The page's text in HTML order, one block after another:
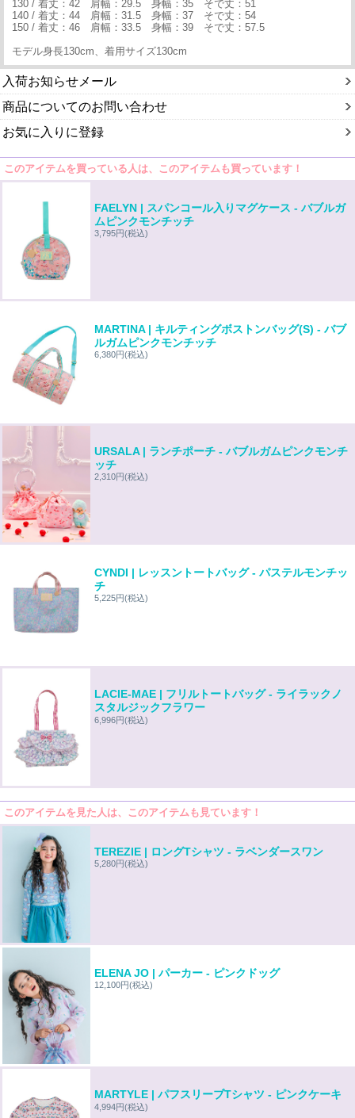
130 / 着丈：42 肩幅：29.5 身幅：35 そで丈：51
140 / 着丈：44 肩幅：31.5 身幅：37 そで丈：54
150 / 着丈：46 肩幅：33.5 身幅：39 そで丈：57.5
モデル身長130cm、着用サイズ130cm
入荷お知らせメール
商品についてのお問い合わせ
お気に入りに登録
このアイテムを買っている人は、このアイテムも買っています！
FAELYN | スパンコール入りマグケース - バブルガ
ムピンクモンチッチ
3,795円(税込)
MARTINA | キルティングボストンバッグ(S) - バブ
ルガムピンクモンチッチ
6,380円(税込)
URSALA | ランチポーチ - バブルガムピンクモンチ
ッチ
2,310円(税込)
CYNDI | レッスントートバッグ - パステルモンチッ
チ
5,225円(税込)
LACIE-MAE | フリルトートバッグ - ライラックノ
スタルジックフラワー
6,996円(税込)
このアイテムを見た人は、このアイテムも見ています！
TEREZIE | ロングTシャツ - ラベンダースワン
5,280円(税込)
ELENA JO | パーカー - ピンクドッグ
12,100円(税込)
MARTYLE | パフスリーブTシャツ - ピンクケーキ
4,994円(税込)